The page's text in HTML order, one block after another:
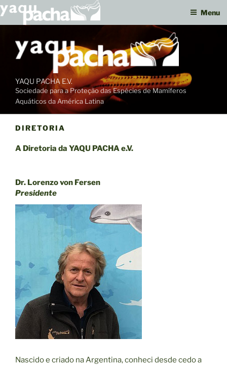
YAQU PACHA E.V.
Sociedade para a Proteção das Espécies de Mamíferos
Aquáticos da América Latina
Menu
DIRETORIA
A Diretoria da YAQU PACHA e.V.
Dr. Lorenzo von Fersen
Presidente
Nascido e criado na Argentina, conheci desde cedo a